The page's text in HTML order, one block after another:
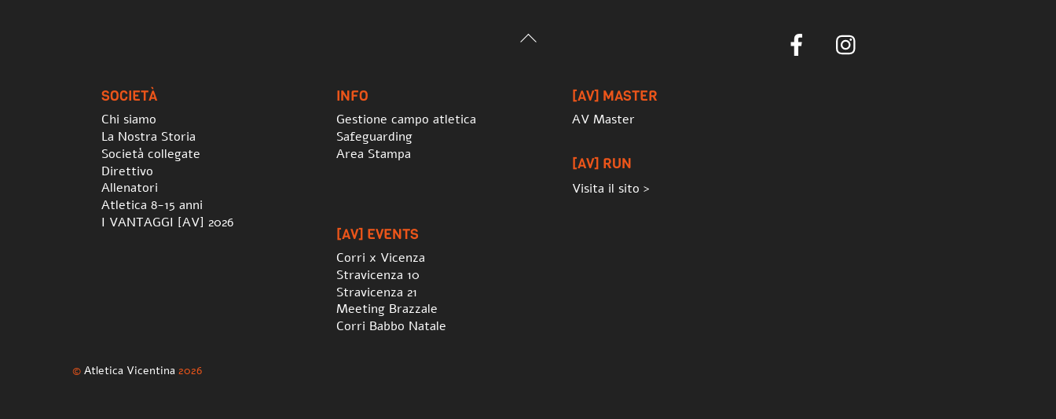
Back
Facebook
SOCIETÀ
Chi siamo
La Nostra Storia
Società collegate
Direttivo
Allenatori
Atletica 8-15 anni
I VANTAGGI [AV] 2026
INFO
Gestione campo atletica
Safeguarding
Area Stampa
[AV] MASTER
AV Master
[AV] RUN
Visita il sito >
[AV] EVENTS
Corri x Vicenza
Stravicenza 10
Stravicenza 21
Meeting Brazzale
Corri Babbo Natale
© Atletica Vicentina 2026